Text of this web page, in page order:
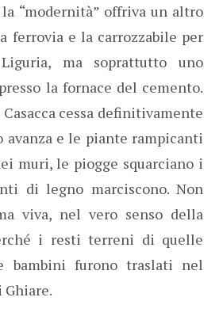
“modernità” offriva un altro
ferrovia e la carrozzabile per
ma soprattutto uno
la fornace del cemento.
cessa definitivamente
avanza e le piante rampicanti
muri, le piogge squarciano i
di legno marciscono. Non
viva, nel vero senso della
i resti terreni di quelle
bambini furono traslati nel